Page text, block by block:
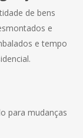
de bens
e
e tempo
para mudanças